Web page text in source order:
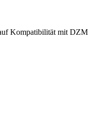
Kompatibilität mit DZM